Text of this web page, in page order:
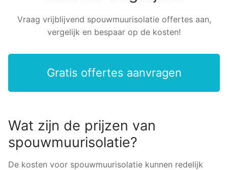
Vraag vrijblijvend spouwmuurisolatie offertes aan,
vergelijk en bespaar op de kosten!
Gratis offertes aanvragen
Wat zijn de prijzen van
spouwmuurisolatie?
De kosten voor spouwmuurisolatie kunnen redelijk